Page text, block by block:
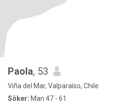
Paola, 53
Viña del Mar, Valparaíso, Chile
Söker: Man 47 - 61